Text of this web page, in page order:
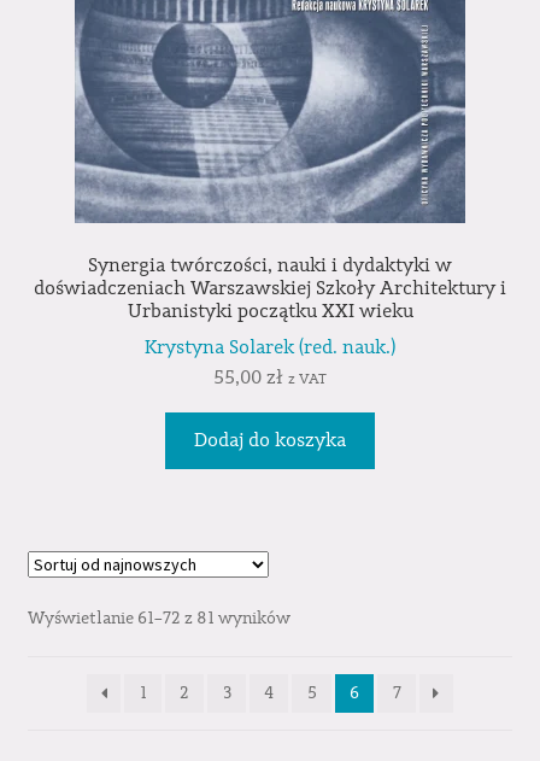
Synergia twórczości, nauki i dydaktyki w
doświadczeniach Warszawskiej Szkoły Architektury i
Urbanistyki początku XXI wieku
Krystyna Solarek (red. nauk.)
55,00 zł z VAT
Dodaj do koszyka
Wyświetlanie 61–72 z 81 wyników
1 2 3 4 5 6 7